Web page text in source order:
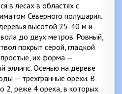
в лесах в областях с
Северного полушария.
высотой 25-40 м и
до двух метров. Ровный,
покрыт серой, гладкой
простые, их форма —
эллипс. Осенью на дереве
— трехгранные орехи. В
2, реже 4 ореха, в которых…